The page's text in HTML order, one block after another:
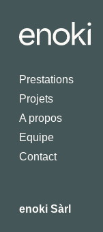
Prestations
Projets
A propos
Equipe
Contact
enoki Sàrl